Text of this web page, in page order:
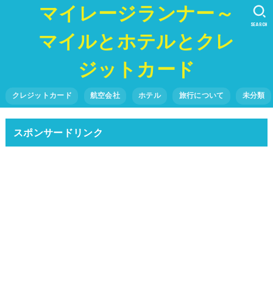
マイレージランナー～
マイルとホテルとクレ
ジットカード
クレジットカード 航空会社 ホテル 旅行について 未分類
SEARCH
スポンサードリンク